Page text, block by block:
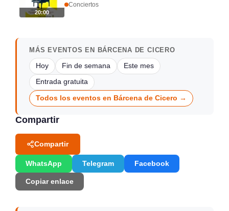
20:00
Conciertos
MÁS EVENTOS EN BÁRCENA DE CICERO
Hoy Fin de semana Este mes
Entrada gratuita
Todos los eventos en Bárcena de Cicero →
Compartir
Compartir
WhatsApp Telegram Facebook
Copiar enlace